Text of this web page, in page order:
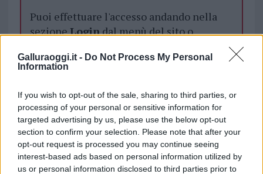
Galluraoggi.it - Do Not Process My Personal
Information
If you wish to opt-out of the sale, sharing to third parties, or
processing of your personal or sensitive information for
targeted advertising by us, please use the below opt-out
section to confirm your selection. Please note that after your
opt-out request is processed you may continue seeing
interest-based ads based on personal information utilized by
us or personal information disclosed to third parties prior to
Puoi effettuare l'accesso andando nella
sezioneLogindal menù del sito o
TEMI: Comune Di Olbia
Rino Piccinnu
Roberto Ferinaio
Sequestro Villa Nizzi
Notizie in tempo reale?
Entra nel canale telegram di
GalluraOggi.it